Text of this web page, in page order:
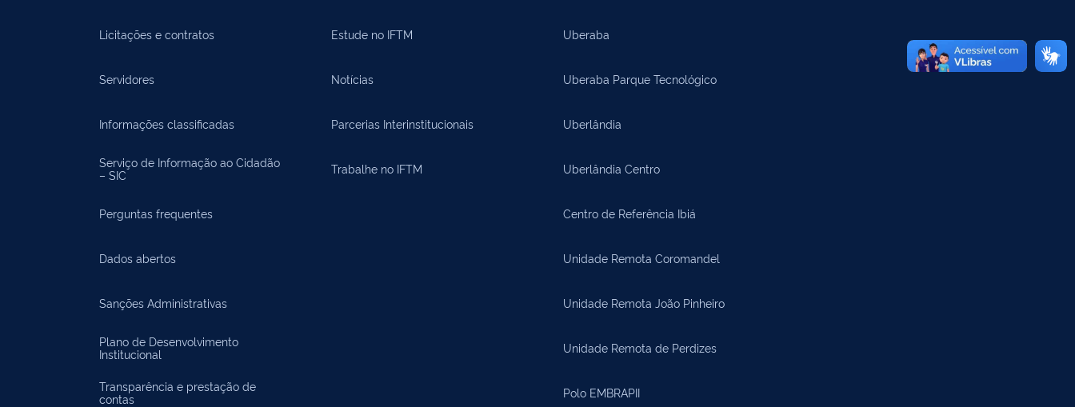
Licitações e contratos
Servidores
Informações classificadas
Serviço de Informação ao Cidadão
– SIC
Perguntas frequentes
Dados abertos
Sanções Administrativas
Plano de Desenvolvimento
Institucional
Transparência e prestação de
contas
Estude no IFTM
Notícias
Parcerias Interinstitucionais
Trabalhe no IFTM
Uberaba
Uberaba Parque Tecnológico
Uberlândia
Uberlândia Centro
Centro de Referência Ibiá
Unidade Remota Coromandel
Unidade Remota João Pinheiro
Unidade Remota de Perdizes
Polo EMBRAPII